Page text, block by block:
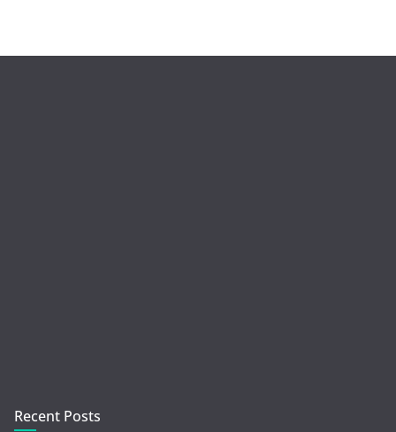
Recent Posts